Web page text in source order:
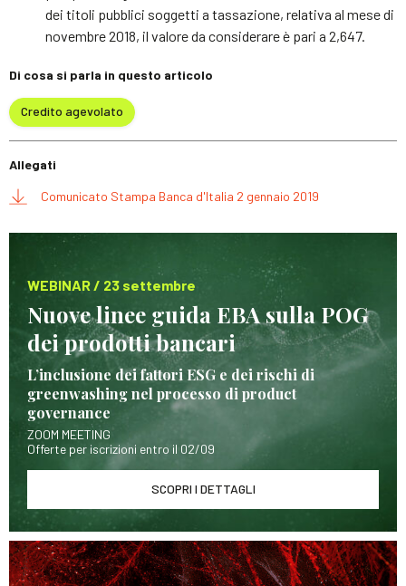
dei titoli pubblici soggetti a tassazione, relativa al mese di
novembre 2018, il valore da considerare è pari a 2,647.
Di cosa si parla in questo articolo
Credito agevolato
Allegati
Comunicato Stampa Banca d'Italia 2 gennaio 2019
WEBINAR / 23 settembre
Nuove linee guida EBA sulla POG
dei prodotti bancari
L’inclusione dei fattori ESG e dei rischi di
greenwashing nel processo di product
governance
ZOOM MEETING
Offerte per iscrizioni entro il 02/09
SCOPRI I DETTAGLI